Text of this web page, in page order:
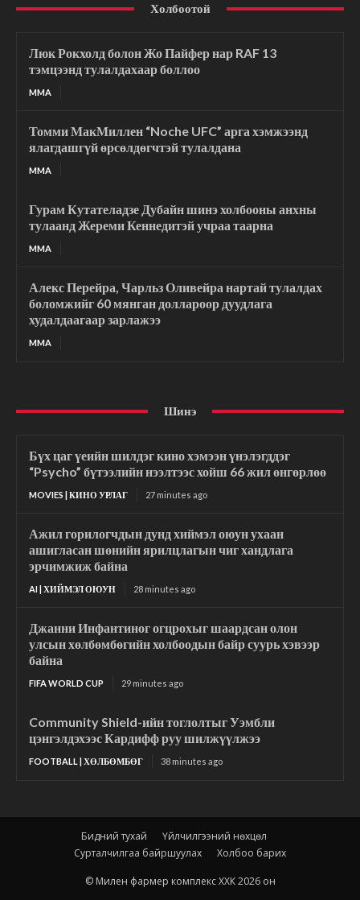
Холбоотой
Люк Рокхолд болон Жо Пайфер нар RAF 13
тэмцээнд тулалдахаар боллоо
MMA
Томми МакМиллен “Noche UFC” арга хэмжээнд
ялагдашгүй өрсөлдөгчтэй тулалдана
MMA
Гурам Кутателадзе Дубайн шинэ холбооны анхны
тулаанд Жереми Кеннедитэй учраа таарна
MMA
Алекс Перейра, Чарльз Оливейра нартай тулалдах
боломжийг 60 мянган доллароор дуудлага
худалдаагаар зарлажээ
MMA
Шинэ
Бүх цаг үеийн шилдэг кино хэмээн үнэлэгддэг
“Psycho” бүтээлийн нээлтээс хойш 66 жил өнгөрлөө
MOVIES | КИНО УРЛАГ 27 minutes ago
Ажил горилогчдын дунд хиймэл оюун ухаан
ашигласан шөнийн ярилцлагын чиг хандлага
эрчимжиж байна
AI | ХИЙМЭЛ ОЮУН 28 minutes ago
Джанни Инфантиног огцрохыг шаардсан олон
улсын хөлбөмбөгийн холбоодын байр суурь хэвээр
байна
FIFA WORLD CUP 29 minutes ago
Community Shield-ийн тоглолтыг Уэмбли
цэнгэлдэхээс Кардифф руу шилжүүлжээ
FOOTBALL | ХӨЛБӨМБӨГ 38 minutes ago
Бидний тухай
Үйлчилгээний нөхцөл
Сурталчилгаа байршуулах
Холбоо барих
© Милен фармер комплекс ХХК 2026 он